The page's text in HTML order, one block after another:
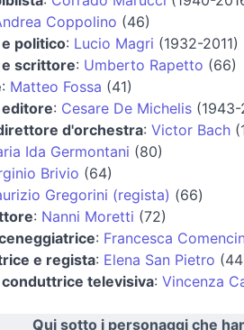
Coppolino (46)
politico: Lucio Magri (1932-2011)
scrittore: Umberto Rapetto (66)
: Matteo Fossa (41)
: Cesare De Michelis(1943-
d'orchestra: Victor Bach
Ida Germontani (80)
Brivio (64)
Gregorini (regista) (66)
: Nanni Moretti (72)
: Francesca
e regista: Elena San Pietro
televisiva: Vincenza
Qui sotto i personaggi che